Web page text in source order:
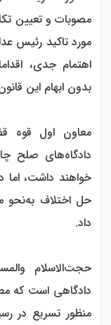
مصوبات و تعیین
مورد تاکید رئیس
اهتمام جدی،
بدون ابهام این
معاون اول قوه
دادگاه‌های صلح
خواهند داشت، اما
حل اختلاف به‌نحو
داد.
حجت‌الاسلام
دادگاهی است که
منظور تسریع در